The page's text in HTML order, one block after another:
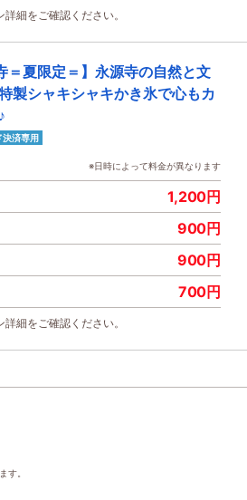
細をご確認ください。
＝夏限定＝】永源寺の自然と文
製シャキシャキかき氷で心もカ
決済専用
※日時によって料金が異なります
1,200円
900円
900円
700円
細をご確認ください。
す。